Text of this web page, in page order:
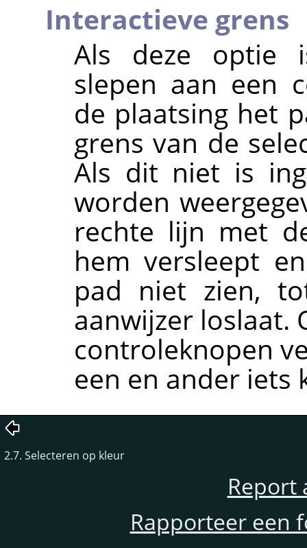
Interactieve grens
Als deze optie
slepen aan een
de plaatsing het
grens van de
Als dit niet is
worden
rechte lijn met
hem versleept
pad niet zien,
aanwijzer loslaat.
controleknopen
een en ander iets
2.7. Selecteren op kleur
Report
Rapporteer een